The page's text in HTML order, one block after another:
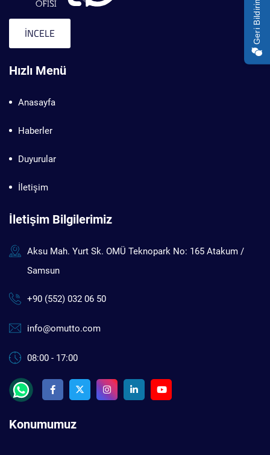
Geri Bildirim
İNCELE
Hızlı Menü
Anasayfa
Haberler
Duyurular
İletişim
İletişim Bilgilerimiz
Aksu Mah. Yurt Sk. OMÜ Teknopark No: 165 Atakum /
Samsun
+90 (552) 032 06 50
info@omutto.com
08:00 - 17:00
Konumumuz